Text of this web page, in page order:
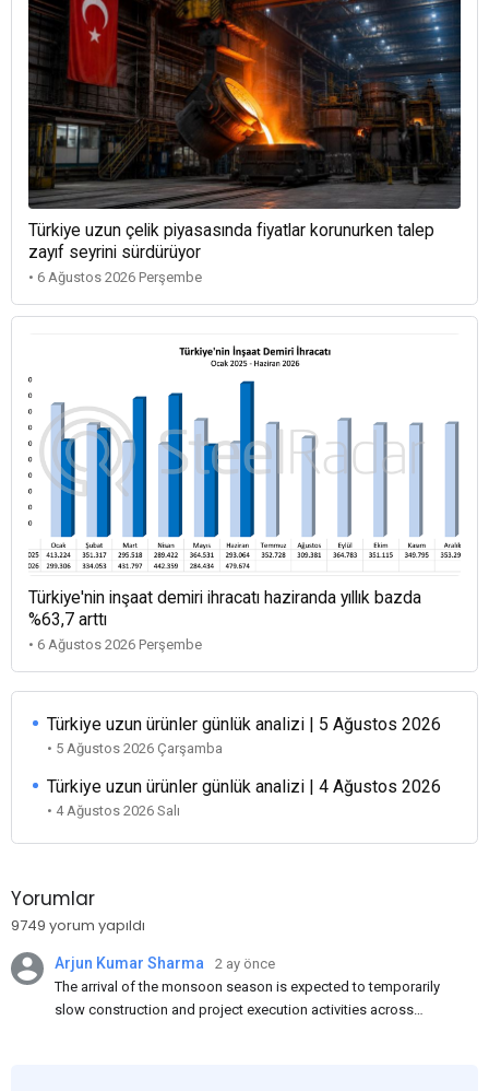
Türkiye uzun çelik piyasasında fiyatlar korunurken talep
zayıf seyrini sürdürüyor
• 6 Ağustos 2026 Perşembe
Türkiye'nin inşaat demiri ihracatı haziranda yıllık bazda
%63,7 arttı
• 6 Ağustos 2026 Perşembe
Türkiye uzun ürünler günlük analizi | 5 Ağustos 2026
• 5 Ağustos 2026 Çarşamba
Türkiye uzun ürünler günlük analizi | 4 Ağustos 2026
• 4 Ağustos 2026 Salı
Yorumlar
9749 yorum yapıldı
Arjun Kumar Sharma
2 ay önce
The arrival of the monsoon season is expected to temporarily
slow construction and project execution activities across